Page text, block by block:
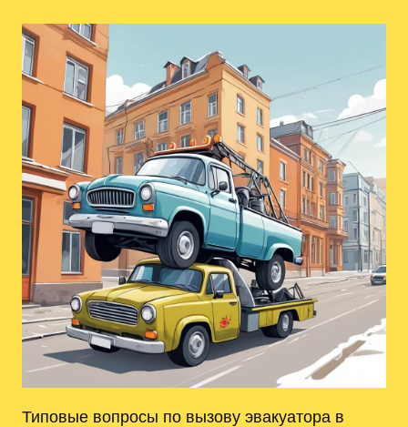
Типовые вопросы по вызову эвакуатора в